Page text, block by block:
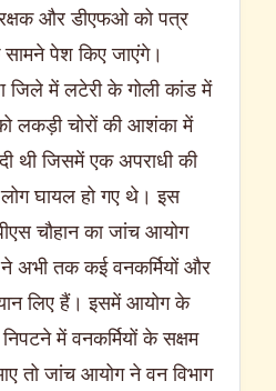
और डीएफओ को पत्र
पेश किए जाएंगे।
जिले में लटेरी के गोली कांड में
लकड़ी चोरों की आशंका में
थी जिसमें एक अपराधी की
घायल हो गए थे। इस
चौहान का जांच आयोग
अभी तक कई वनकर्मियों और
लिए हैं। इसमें आयोग के
में वनकर्मियों के सक्षम
तो जांच आयोग ने वन विभाग